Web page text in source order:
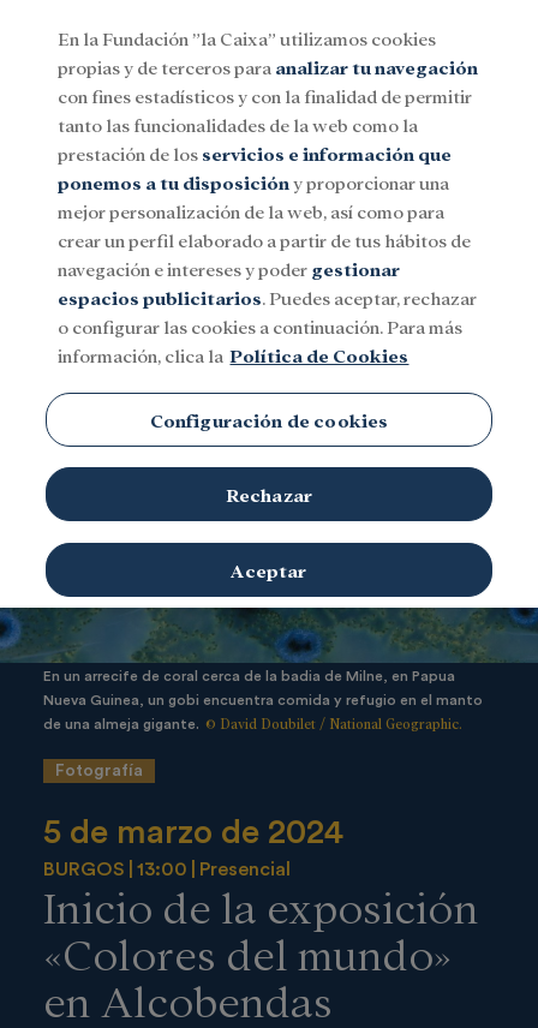
Menu
SocialInvestigación y becasCultura
En un arrecife de coral cerca de la badia de Milne, en Papua
Nueva Guinea, un gobi encuentra comida y refugio en el manto
de una almeja gigante. © David Doubilet / National Geographic.
Fotografía
5 de marzo de 2024
BURGOS 13:00 Presencial
Inicio de la exposición
«Colores del mundo»
en Alcobendas
En la Fundación ”la Caixa” utilizamos cookies
propias y de terceros para analizar tu navegación
con fines estadísticos y con la finalidad de permitir
tanto las funcionalidades de la web como la
prestación de los servicios e información que
ponemos a tu disposición y proporcionar una
mejor personalización de la web, así como para
crear un perfil elaborado a partir de tus hábitos de
navegación e intereses y poder gestionar
espacios publicitarios. Puedes aceptar, rechazar
o configurar las cookies a continuación. Para más
información, clica la Política de Cookies
Configuración de cookies
Rechazar
Aceptar